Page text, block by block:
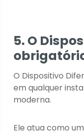
5. O
O Dispositivo
em qualquer
moderna.
Ele atua como